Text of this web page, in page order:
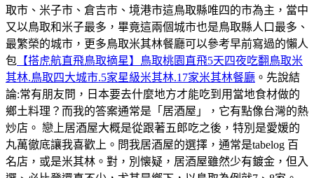
取市、米子市、倉吉市、境港市這鳥取縣唯四的市為主，當中
又以鳥取和米子最多，畢竟這兩個城市也是鳥取縣人口最多、
最繁榮的城市，更多鳥取米其林餐廳可以參考早前寫過的懶人
包 【搭虎航直飛鳥取摘星】鳥取桃園直飛5天四夜吃翻鳥取米
其林.鳥取四大城市.5家星級米其林.17家米其林餐廳 。先說結
論:常有朋友問，日本要去什麼地方才能吃到用當地食材做的
鄉土料理？而我的答案通常是「居酒屋」，它有點像台灣的熱
炒店。 戀上居酒屋大概是從跟著五郎吃之後，特別是愛媛的
丸萬徹底讓我喜歡上。問我居酒屋的選擇，通常是tabelog 百
名店，或是米其林。對，別懐疑，居酒屋雖然少有鍍金，但入